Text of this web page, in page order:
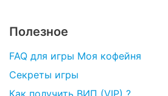
Полезное
FAQ для игры Моя кофейня
Секреты игры